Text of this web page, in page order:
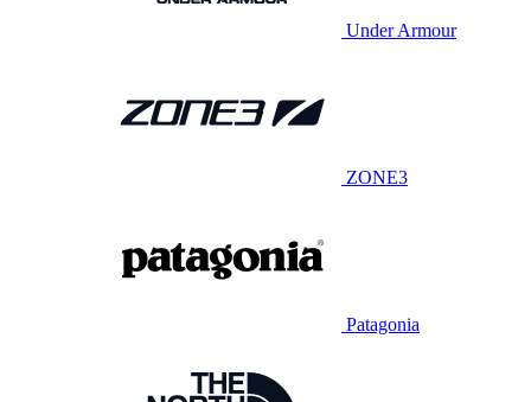
Under Armour
ZONE3
Patagonia